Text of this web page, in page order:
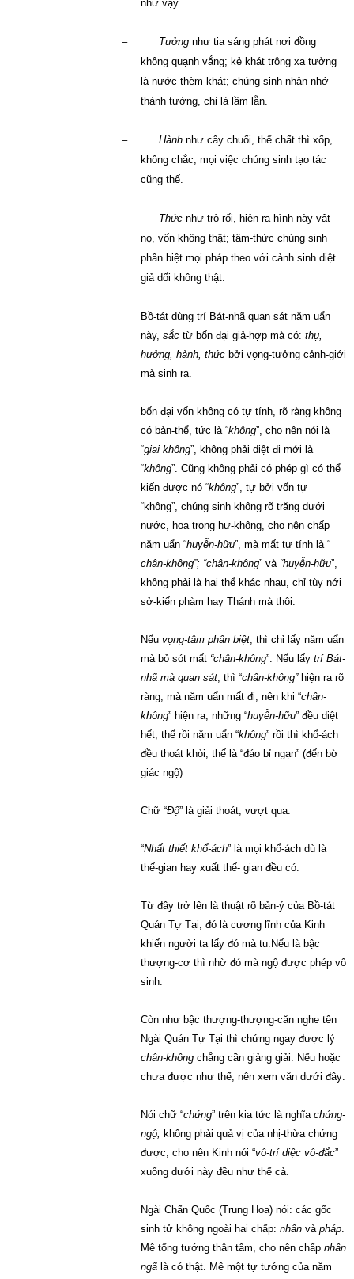
như vậy.
– Tưởng như tia sáng phát nơi đồng
không quạnh vắng; kẻ khát trông xa tưởng
là nước thèm khát; chúng sinh nhân nhớ
thành tưởng, chỉ là lầm lẫn.
– Hành như cây chuối, thể chất thì xốp,
không chắc, mọi việc chúng sinh tạo tác
cũng thế.
– Thức như trò rối, hiện ra hình này vật
nọ, vốn không thật; tâm-thức chúng sinh
phân biệt mọi pháp theo với cảnh sinh diệt
giả dối không thật.
Bồ-tát dùng trí Bát-nhã quan sát năm uẩn
này, sắc từ bốn đại giả-hợp mà có: thụ,
hưởng, hành, thức bởi vọng-tưởng cảnh-giới
mà sinh ra.
bốn đại vốn không có tự tính, rõ ràng không
có bản-thể, tức là “không”, cho nên nói là
“giai không”, không phải diệt đi mới là
“không”. Cũng không phải có phép gì có thể
kiến được nó “không”, tự bởi vốn tự
“không”, chúng sinh không rõ trăng dưới
nước, hoa trong hư-không, cho nên chấp
năm uẩn “huyễn-hữu”, mà mất tự tính là “
chân-không”; “chân-không” và “huyễn-hữu”,
không phải là hai thể khác nhau, chỉ tùy nới
sở-kiến phàm hay Thánh mà thôi.
Nếu vọng-tâm phân biệt, thì chỉ lấy năm uẩn
mà bỏ sót mất “chân-không”. Nếu lấy trí Bát-
nhã mà quan sát, thì “chân-không”hiện ra rõ
ràng, mà năm uẩn mất đi, nên khi “chân-
không” hiện ra, những “huyễn-hữu” đều diệt
hết, thế rồi năm uẩn “không” rồi thì khổ-ách
đều thoát khỏi, thế là “đáo bỉ ngạn” (đến bờ
giác ngộ)
Chữ “Độ” là giải thoát, vượt qua.
“Nhất thiết khổ-ách” là mọi khổ-ách dù là
thế-gian hay xuất thế- gian đều có.
Từ đây trở lên là thuật rõ bản-ý của Bồ-tát
Quán Tự Tại; đó là cương lĩnh của Kinh
khiến người ta lấy đó mà tu.Nếu là bậc
thượng-cơ thì nhờ đó mà ngộ được phép vô
sinh.
Còn như bậc thượng-thượng-căn nghe tên
Ngài Quán Tự Tại thì chứng ngay được lý
chân-không chẳng cần giảng giải. Nếu hoặc
chưa được như thế, nên xem văn dưới đây:
Nói chữ “chứng” trên kia tức là nghĩa chứng-
ngộ, không phải quả vị của nhị-thừa chứng
được, cho nên Kinh nói “vô-trí diệc vô-đắc”
xuống dưới này đều như thế cả.
Ngài Chấn Quốc (Trung Hoa) nói: các gốc
sinh tử không ngoài hai chấp: nhân và pháp.
Mê tổng tướng thân tâm, cho nên chấp nhân
ngã là có thật. Mê một tự tướng của năm